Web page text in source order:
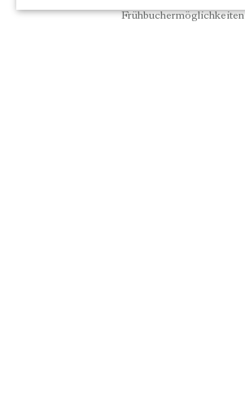
Frühbuchermöglichkeiten